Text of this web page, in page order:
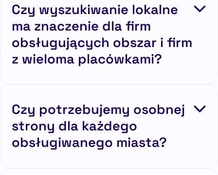
Czy wyszukiwanie lokalne
ma znaczenie dla firm
obsługujących obszar i firm
z wieloma placówkami?
Czy potrzebujemy osobnej
strony dla każdego
obsługiwanego miasta?